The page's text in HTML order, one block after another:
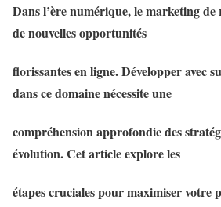
Dans l’ère numérique, le marketing
de nouvelles opportunités
florissantes en ligne. Développer avec
dans ce domaine nécessite une
compréhension approfondie des
évolution. Cet article explore les
étapes cruciales pour maximiser votre